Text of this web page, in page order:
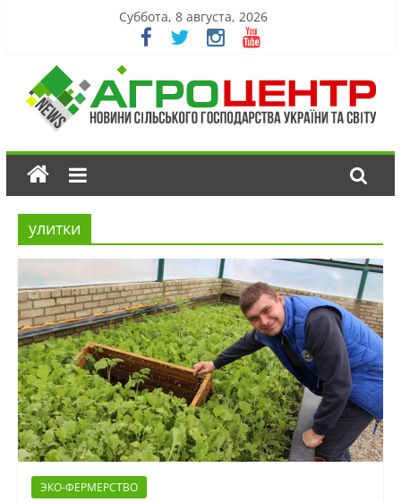
Суббота, 8 августа, 2026
улитки
ЭКО-ФЕРМЕРСТВО